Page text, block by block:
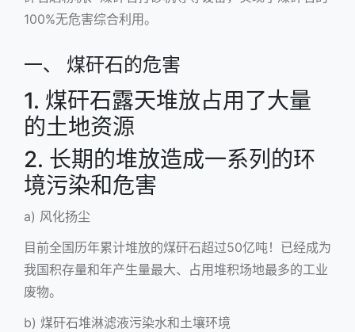
100%无危害综合利用。
一、 煤矸石的危害
1. 煤矸石露天堆放占用了大量
的土地资源
2. 长期的堆放造成一系列的环
境污染和危害
a) 风化扬尘
目前全国历年累计堆放的煤矸石超过50亿吨！已经成为
我国积存量和年产生量最大、占用堆积场地最多的工业
废物。
b) 煤矸石堆淋滤液污染水和土壤环境